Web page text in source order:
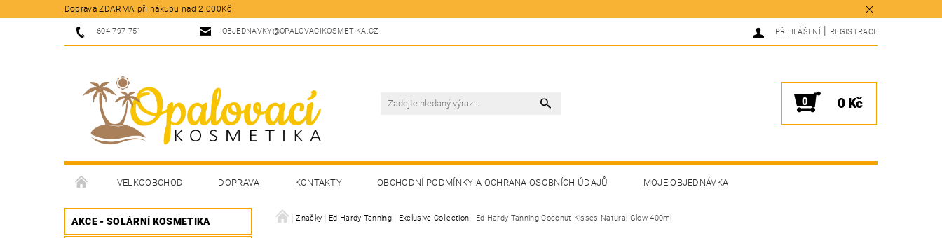
Doprava ZDARMA při nákupu nad 2.000Kč
604 797 751 OBJEDNAVKY@OPALOVACIKOSMETIKA.CZ PŘIHLÁŠENÍ REGISTRACE
0 0 Kč
VELKOOBCHOD DOPRAVA KONTAKTY OBCHODNÍ PODMÍNKY A OCHRANA OSOBNÍCH ÚDAJŮ MOJE OBJEDNÁVKA
AKCE - SOLÁRNÍ KOSMETIKA Značky Ed Hardy Tanning Exclusive Collection Ed Hardy Tanning Coconut Kisses Natural Glow 400ml